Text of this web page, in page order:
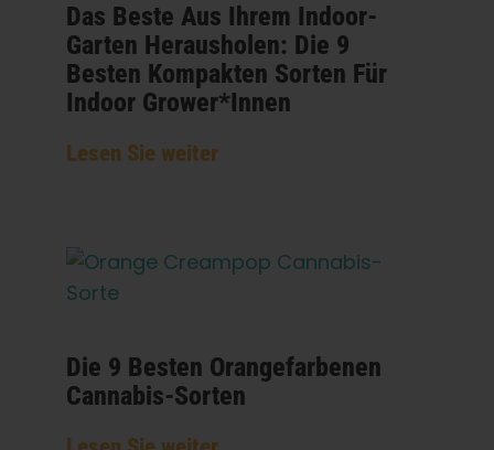
Das Beste Aus Ihrem Indoor-
Garten Herausholen: Die 9
Besten Kompakten Sorten Für
Indoor Grower*innen
Lesen Sie weiter
Die 9 Besten Orangefarbenen
Cannabis-Sorten